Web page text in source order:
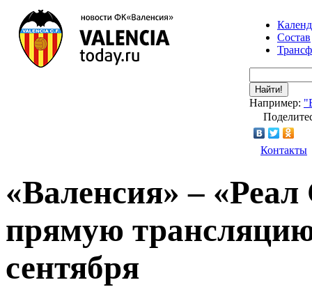
Состав
Найти!
Например:
Контакты
«Валенсия» – «Реал
прямую
сентября